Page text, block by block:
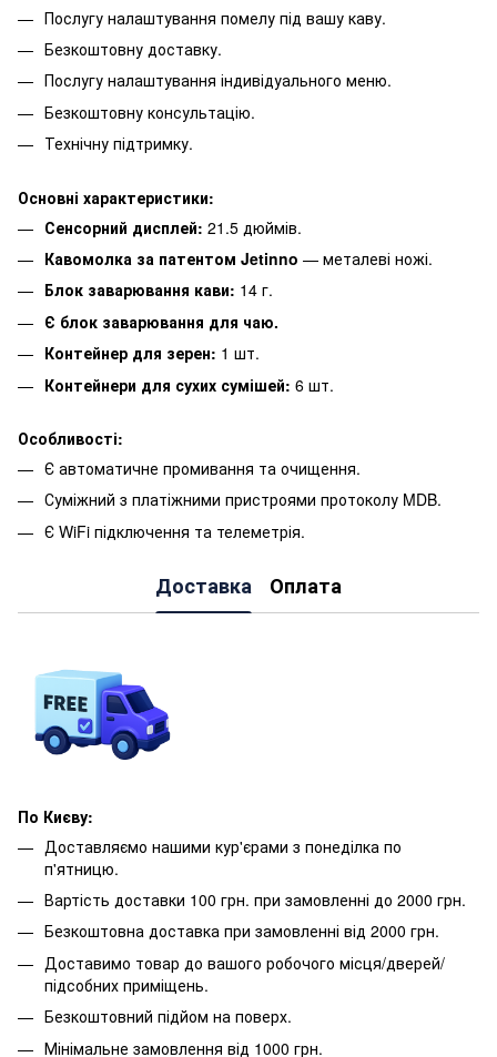
Послугу налаштування помелу під вашу каву.
Безкоштовну доставку.
Послугу налаштування індивідуального меню.
Безкоштовну консультацію.
Технічну підтримку.
Основні характеристики:
Сенсорний дисплей: 21.5 дюймів.
Кавомолка за патентом Jetinno — металеві ножі.
Блок заварювання кави: 14 г.
Є блок заварювання для чаю.
Контейнер для зерен: 1 шт.
Контейнери для сухих сумішей: 6 шт.
Особливості:
Є автоматичне промивання та очищення.
Суміжний з платіжними пристроями протоколу MDB.
Є WiFi підключення та телеметрія.
Доставка Оплата
По Києву:
Доставляємо нашими кур'єрами з понеділка по
п'ятницю.
Вартість доставки 100 грн. при замовленні до 2000 грн.
Безкоштовна доставка при замовленні від 2000 грн.
Доставимо товар до вашого робочого місця/дверей/
підсобних приміщень.
Безкоштовний підйом на поверх.
Мінімальне замовлення від 1000 грн.